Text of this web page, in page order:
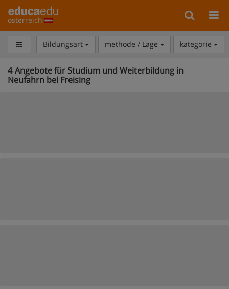
österreich
Bildungsart methode / Lage kategorie
4 Angebote für Studium und Weiterbildung in
Neufahrn bei Freising